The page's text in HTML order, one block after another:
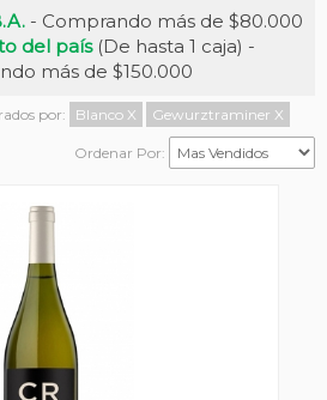
- Comprando más de $80.000
del país(De hasta 1 caja) -
más de $150.000
por: Blanco X Gewurztraminer X
Ordenar Por: